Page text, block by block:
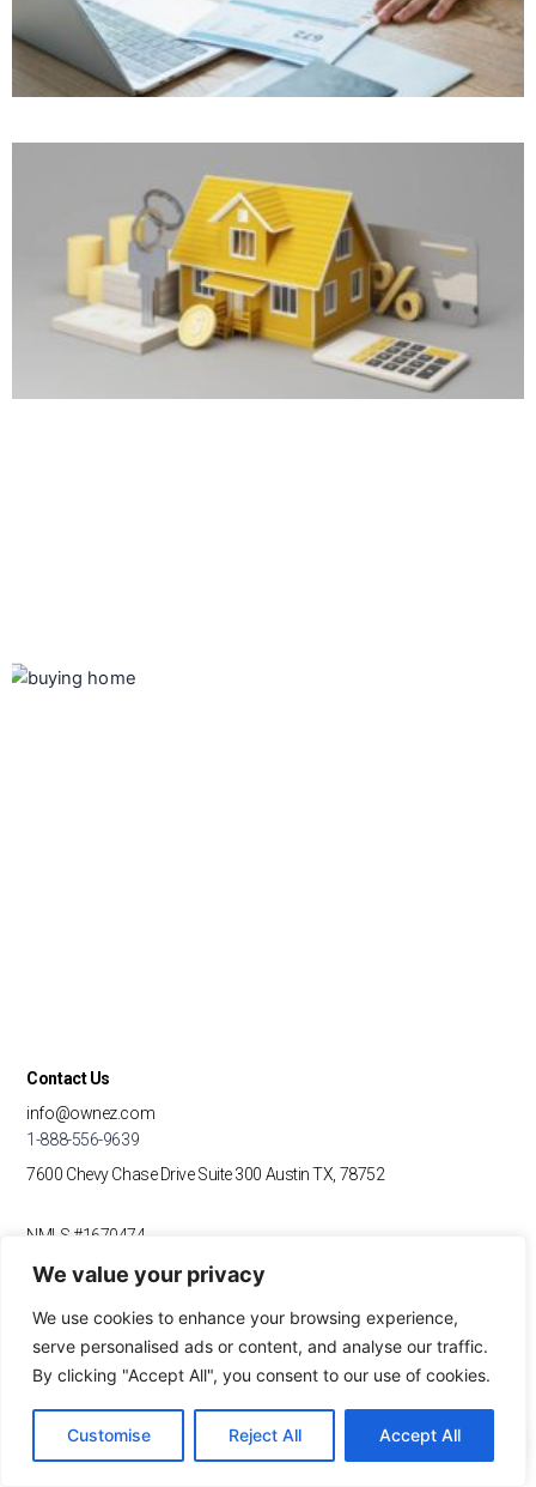
We value your privacy
We use cookies to enhance your browsing experience,
serve personalised ads or content, and analyse our traffic.
By clicking "Accept All", you consent to our use of cookies.
Customise Reject All Accept All
Contact Us
info@ownez.com
1-888-556-9639
7600 Chevy Chase DriveSuite 300 Austin TX, 78752
NMLS #1670474
F
a
c
e
b
o
k
I
n
t
a
r
m
Y
o
u
t
u
e
i
k
t
o
o
o
g
l
i
n
k
e
n
OUR MARKETS
Indiana | Non-QM Home Financing
Texas | Non-QM Home Financing